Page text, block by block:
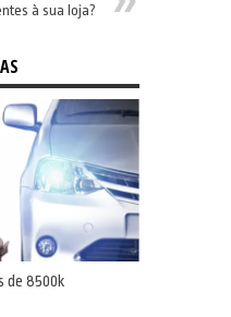
à sua loja?
de 8500k